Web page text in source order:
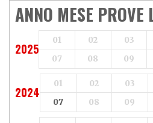
Aeon
Axy
ANNO MESE PROVE
2025
01 02 03
07
08 09
2024
01 02 03
07
08 09